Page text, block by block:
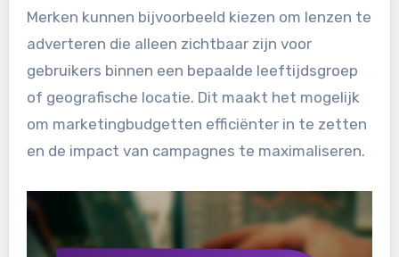
Merken kunnen bijvoorbeeld kiezen om lenzen te
adverteren die alleen zichtbaar zijn voor
gebruikers binnen een bepaalde leeftijdsgroep
of geografische locatie. Dit maakt het mogelijk
om marketingbudgetten efficiënter in te zetten
en de impact van campagnes te maximaliseren.